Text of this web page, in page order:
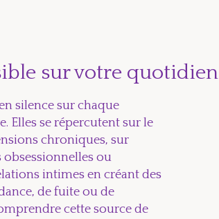
sur votre quotidien
silence sur chaque
Elles se répercutent sur le
chroniques, sur
obsessionnelles ou
intimes en créant des
de fuite ou de
cette source de